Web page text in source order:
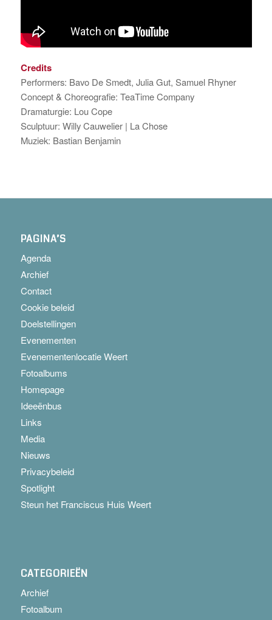
Credits
Performers: Bavo De Smedt, Julia Gut, Samuel Rhyner
Concept & Choreografie: TeaTime Company
Dramaturgie: Lou Cope
Sculptuur: Willy Cauwelier | La Chose
Muziek: Bastian Benjamin
PAGINA’S
Agenda
Archief
Contact
Cookie beleid
Doelstellingen
Evenementen
Evenementenlocatie Weert
Fotoalbums
Homepage
Ideeënbus
Links
Media
Nieuws
Privacybeleid
Spotlight
Steun het Franciscus Huis Weert
CATEGORIEËN
Archief
Fotoalbum